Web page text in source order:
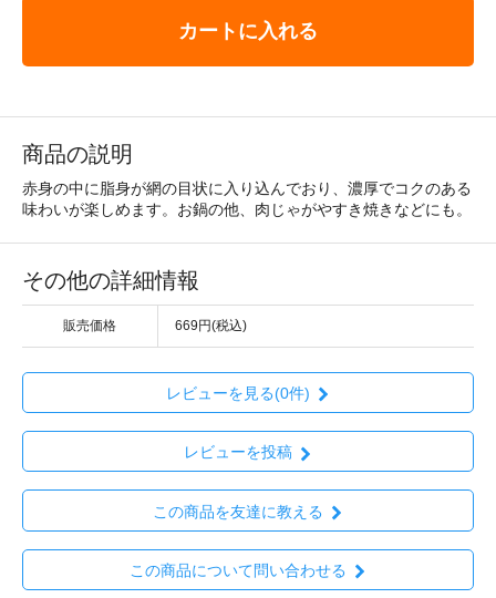
カートに入れる
商品の説明
赤身の中に脂身が網の目状に入り込んでおり、濃厚でコクのある
味わいが楽しめます。お鍋の他、肉じゃがやすき焼きなどにも。
その他の詳細情報
販売価格 669円(税込)
レビューを見る(0件)
レビューを投稿
この商品を友達に教える
この商品について問い合わせる